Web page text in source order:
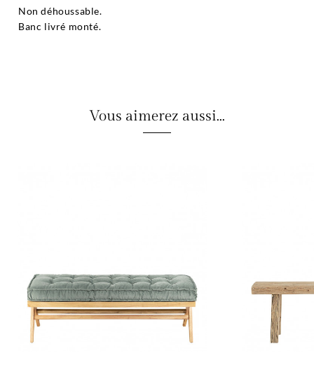
Non déhoussable.
Banc livré monté.
Vous aimerez aussi...